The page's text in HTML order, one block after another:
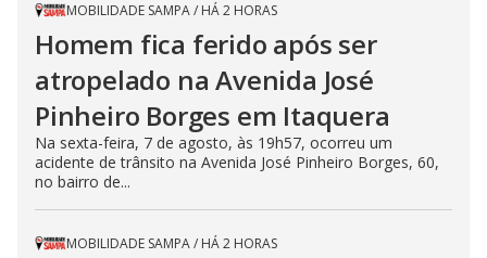
MOBILIDADE SAMPA/ HÁ 2 HORAS
Homem fica ferido após ser
atropelado na Avenida José
Pinheiro Borges em Itaquera
Na sexta-feira, 7 de agosto, às 19h57, ocorreu um
acidente de trânsito na Avenida José Pinheiro Borges, 60,
no bairro de...
MOBILIDADE SAMPA/ HÁ 2 HORAS